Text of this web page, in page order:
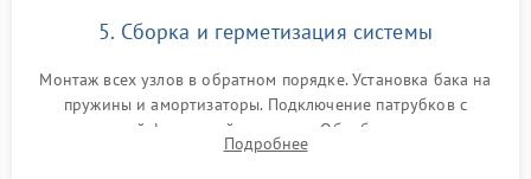
5. Сборка и герметизация системы
Монтаж всех узлов в обратном порядке. Установка бака на
пружины и амортизаторы. Подключение патрубков с
надежной фиксацией хомутами. Обработка стыков
герметиком для предотвращения возможных протечек воды.
Подробнее